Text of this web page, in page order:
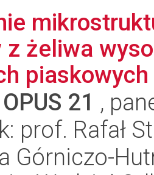
z żeliwa
OPUS 21 ,
prof. Rafał
Górniczo-